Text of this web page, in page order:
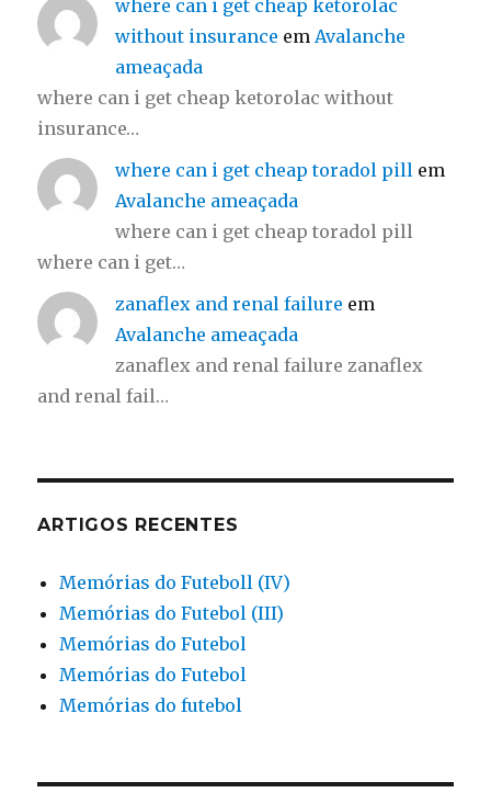
where can i get cheap ketorolac
without insurance em Avalanche
ameaçada
where can i get cheap ketorolac without
insurance…
where can i get cheap toradol pill em
Avalanche ameaçada
where can i get cheap toradol pill
where can i get…
zanaflex and renal failure em
Avalanche ameaçada
zanaflex and renal failure zanaflex
and renal fail…
ARTIGOS RECENTES
Memórias do Futeboll (IV)
Memórias do Futebol (III)
Memórias do Futebol
Memórias do Futebol
Memórias do futebol